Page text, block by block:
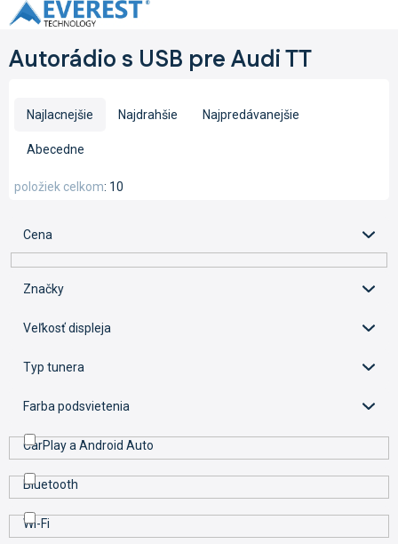
Prejsť
na
Autorádio s USB pre Audi TT
i
p
r
o
d
o
Najlacnejšie Najdrahšie Najpredávanejšie
Abecedne
10
položiek celkom
Cena
Značky
Veľkosť displeja
Typ tunera
Farba podsvietenia
CarPlay a Android Auto
Bluetooth
Wi-Fi